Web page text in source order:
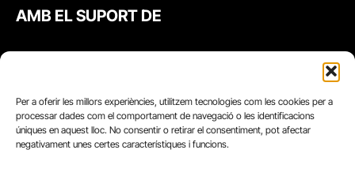
Per a oferir les millors experiències, utilitzem tecnologies com les cookies per a
processar dades com el comportament de navegació o les identificacions
úniques en aquest lloc. No consentir o retirar el consentiment, pot afectar
negativament unes certes característiques i funcions.
AMB EL SUPORT DE